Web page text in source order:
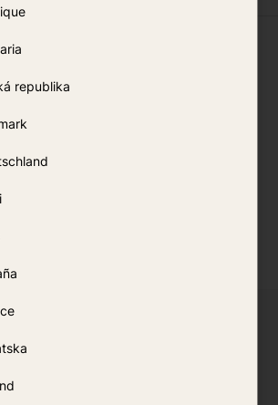
republika
dicen nuestros clientes
convertirse en distribuidor de